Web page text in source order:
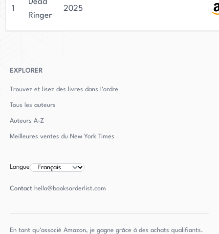
1
Dead
Ringer
2025
EXPLORER
Trouvez et lisez des livres dans l'ordre
Tous les auteurs
Auteurs A-Z
Meilleures ventes du New York Times
Langue
Contact hello@booksorderlist.com
En tant qu'associé Amazon, je gagne grâce à des achats qualifiants.